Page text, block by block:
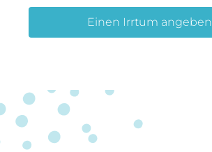
Einen Irrtum angeben